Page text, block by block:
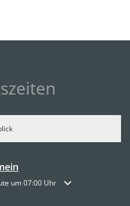
oder Schließzeiten
um 07:00 Uhr